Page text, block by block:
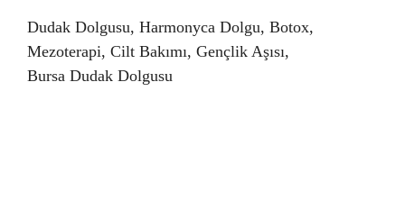
Dudak Dolgusu, Harmonyca Dolgu, Botox,
Mezoterapi, Cilt Bakımı, Gençlik Aşısı,
Bursa Dudak Dolgusu